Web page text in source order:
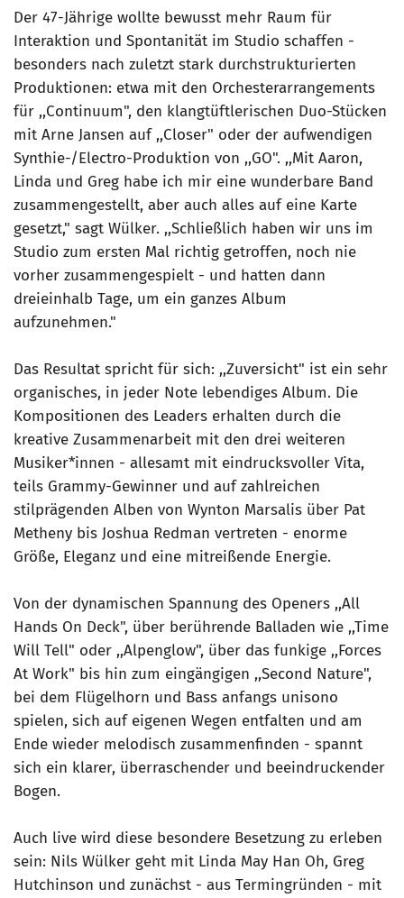
Der 47-Jährige wollte bewusst mehr Raum für
Interaktion und Spontanität im Studio schaffen -
besonders nach zuletzt stark durchstrukturierten
Produktionen: etwa mit den Orchesterarrangements
für ,,Continuum", den klangtüftlerischen Duo-Stücken
mit Arne Jansen auf ,,Closer" oder der aufwendigen
Synthie-/Electro-Produktion von ,,GO". ,,Mit Aaron,
Linda und Greg habe ich mir eine wunderbare Band
zusammengestellt, aber auch alles auf eine Karte
gesetzt," sagt Wülker. ,,Schließlich haben wir uns im
Studio zum ersten Mal richtig getroffen, noch nie
vorher zusammengespielt - und hatten dann
dreieinhalb Tage, um ein ganzes Album
aufzunehmen."
Das Resultat spricht für sich: ,,Zuversicht" ist ein sehr
organisches, in jeder Note lebendiges Album. Die
Kompositionen des Leaders erhalten durch die
kreative Zusammenarbeit mit den drei weiteren
Musiker*innen - allesamt mit eindrucksvoller Vita,
teils Grammy-Gewinner und auf zahlreichen
stilprägenden Alben von Wynton Marsalis über Pat
Metheny bis Joshua Redman vertreten - enorme
Größe, Eleganz und eine mitreißende Energie.
Von der dynamischen Spannung des Openers ,,All
Hands On Deck", über berührende Balladen wie ,,Time
Will Tell" oder ,,Alpenglow", über das funkige ,,Forces
At Work" bis hin zum eingängigen ,,Second Nature",
bei dem Flügelhorn und Bass anfangs unisono
spielen, sich auf eigenen Wegen entfalten und am
Ende wieder melodisch zusammenfinden - spannt
sich ein klarer, überraschender und beeindruckender
Bogen.
Auch live wird diese besondere Besetzung zu erleben
sein: Nils Wülker geht mit Linda May Han Oh, Greg
Hutchinson und zunächst - aus Termingründen - mit